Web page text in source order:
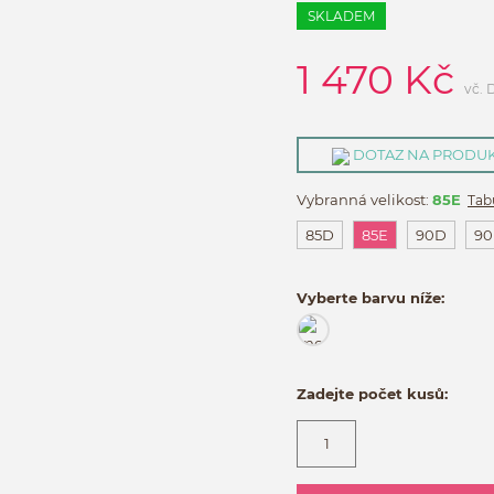
SKLADEM
1 470 Kč vč.
DOTAZ NA
Vybranná velikost: 85E
85D 85E 90D
Vyberte barvu níže:
Zadejte počet kusů: